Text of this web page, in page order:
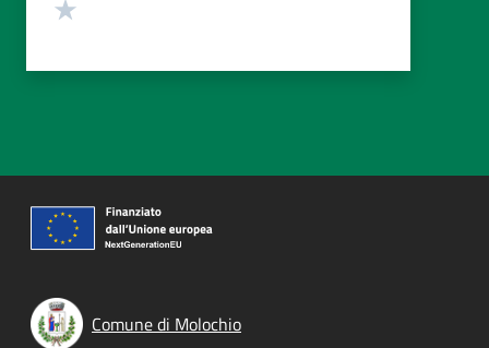
Comune di Molochio